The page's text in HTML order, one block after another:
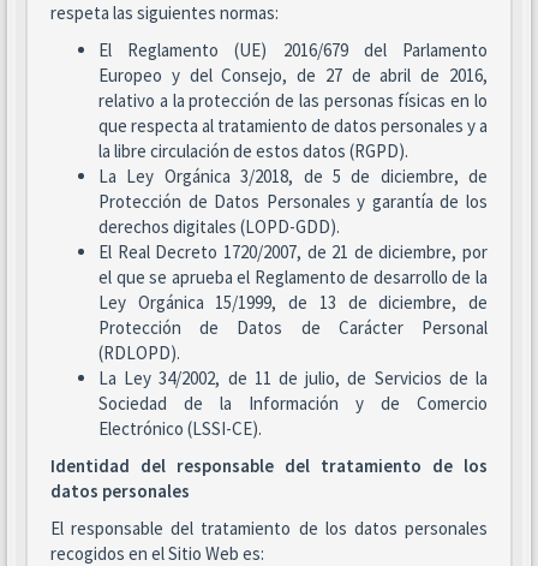
respeta las siguientes normas:
El Reglamento (UE) 2016/679 del Parlamento
Europeo y del Consejo, de 27 de abril de 2016,
relativo a la protección de las personas físicas en lo
que respecta al tratamiento de datos personales y a
la libre circulación de estos datos (RGPD).
La Ley Orgánica 3/2018, de 5 de diciembre, de
Protección de Datos Personales y garantía de los
derechos digitales (LOPD-GDD).
El Real Decreto 1720/2007, de 21 de diciembre, por
el que se aprueba el Reglamento de desarrollo de la
Ley Orgánica 15/1999, de 13 de diciembre, de
Protección de Datos de Carácter Personal
(RDLOPD).
La Ley 34/2002, de 11 de julio, de Servicios de la
Sociedad de la Información y de Comercio
Electrónico (LSSI-CE).
Identidad del responsable del tratamiento de los
datos personales
El responsable del tratamiento de los datos personales
recogidos en el Sitio Web es: